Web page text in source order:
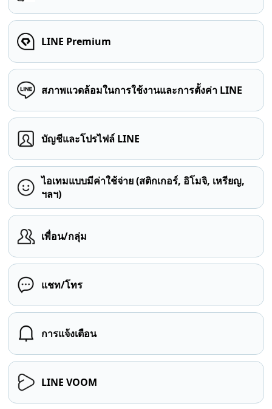
LINE Premium
สภาพแวดล้อมในการใช้งานและการตั้งค่า LINE
บัญชีและโปรไฟล์ LINE
ไอเทมแบบมีค่าใช้จ่าย (สติกเกอร์, อิโมจิ, เหรียญ,
ฯลฯ)
เพื่อน/กลุ่ม
แชท/โทร
การแจ้งเตือน
LINE VOOM